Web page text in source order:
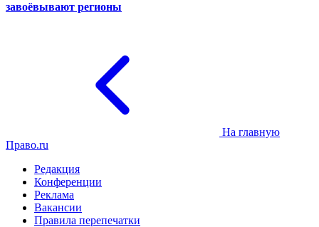
завоёвывают регионы
На главную
Право.ru
Редакция
Конференции
Реклама
Вакансии
Правила перепечатки